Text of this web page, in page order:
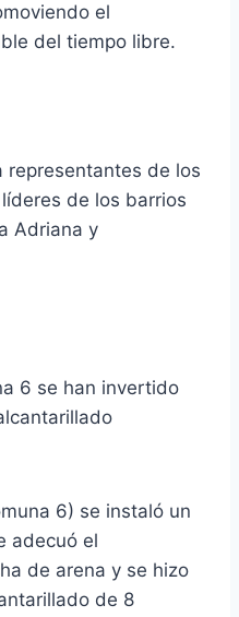
el
del tiempo libre.
representantes de los
de los barrios
Adriana y
6 se han invertido
6) se instaló un
adecuó el
de arena y se hizo
de 8